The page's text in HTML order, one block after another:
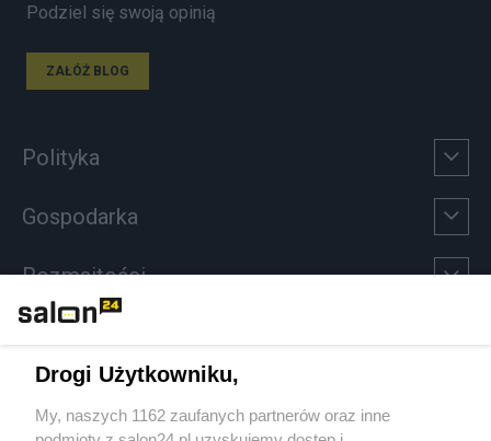
Podziel się swoją opinią
ZAŁÓŻ BLOG
Polityka
Gospodarka
Rozmaitości
Sport
Drogi Użytkowniku,
My, naszych 1162 zaufanych partnerów oraz inne